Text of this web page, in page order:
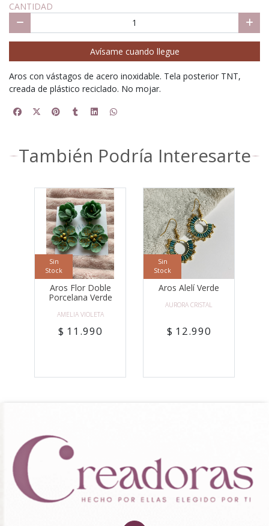
CANTIDAD
Avísame cuando llegue
Aros con vástagos de acero inoxidable. Tela posterior TNT,
creada de plástico reciclado. No mojar.
También Podría Interesarte
Sin
Stock
Aros Flor Doble
Porcelana Verde
AMELIA VIOLETA
$ 11.990
Sin
Stock
Aros Alelí Verde
AURORA CRISTAL
$ 12.990